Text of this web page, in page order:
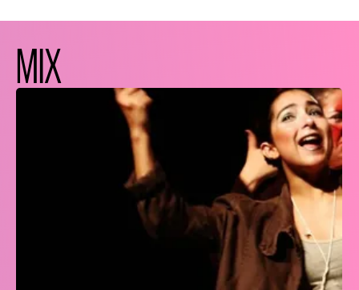
MIX